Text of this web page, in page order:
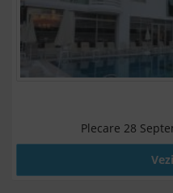
Plecare 28